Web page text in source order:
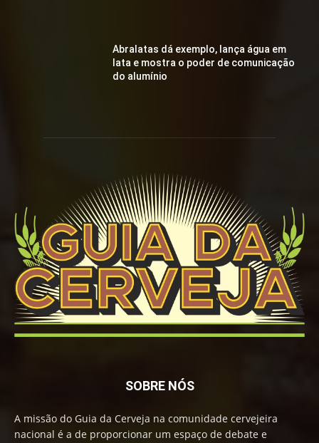
Abralatas dá exemplo, lança água em
lata e mostra o poder de comunicação
do alumínio
SOBRE NÓS
A missão do Guia da Cerveja na comunidade cervejeira
nacional é a de proporcionar um espaço de debate e